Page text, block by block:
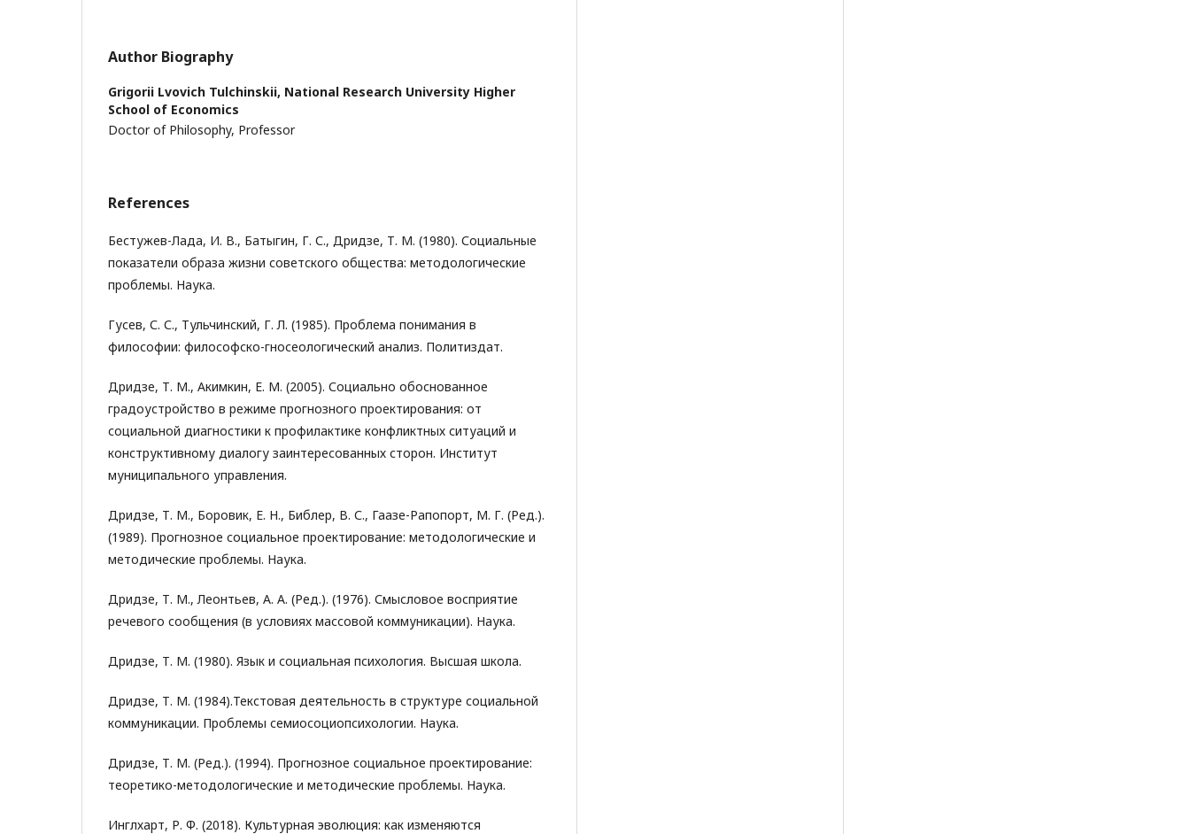
Author Biography
Grigorii Lvovich Tulchinskii, National Research University Higher
School of Economics
Doctor of Philosophy, Professor
References
Бестужев-Лада, И. В., Батыгин, Г. С., Дридзе, Т. М. (1980). Социальные
показатели образа жизни советского общества: методологические
проблемы. Наука.
Гусев, С. С., Тульчинский, Г. Л. (1985). Проблема понимания в
философии: философско-гносеологический анализ. Политиздат.
Дридзе, Т. М., Акимкин, Е. М. (2005). Социально обоснованное
градоустройство в режиме прогнозного проектирования: от
социальной диагностики к профилактике конфликтных ситуаций и
конструктивному диалогу заинтересованных сторон. Институт
муниципального управления.
Дридзе, Т. М., Боровик, Е. Н., Библер, В. С., Гаазе-Рапопорт, М. Г. (Ред.).
(1989). Прогнозное социальное проектирование: методологические и
методические проблемы. Наука.
Дридзе, Т. М., Леонтьев, А. А. (Ред.). (1976). Смысловое восприятие
речевого сообщения (в условиях массовой коммуникации). Наука.
Дридзе, Т. М. (1980). Язык и социальная психология. Высшая школа.
Дридзе, Т. М. (1984).Текстовая деятельность в структуре социальной
коммуникации. Проблемы семиосоциопсихологии. Наука.
Дридзе, Т. М. (Ред.). (1994). Прогнозное социальное проектирование:
теоретико-методологические и методические проблемы. Наука.
Инглхарт, Р. Ф. (2018). Культурная эволюция: как изменяются